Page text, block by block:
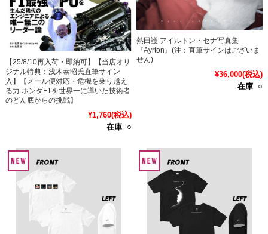
【25/8/10再入荷・即納可】【当店オリ
ジナル特典：浅木泰昭氏直筆サイン
入】【メール便対応・危機を乗り越え
る力 ホンダF1を世界一に導いた技術者
のどん底からの挑戦】
¥1,760(税込)
在庫 ○
熱田護 アイルトン・セナ写真集
『Ayrton』(注：直筆サインはございま
せん)
¥36,000(税込)
在庫 ○